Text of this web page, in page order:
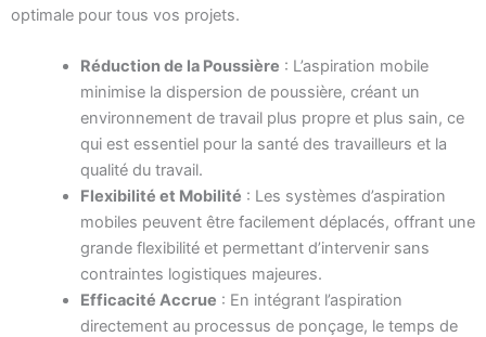
optimale pour tous vos projets.
Réduction de la Poussière : L’aspiration mobile
minimise la dispersion de poussière, créant un
environnement de travail plus propre et plus sain, ce
qui est essentiel pour la santé des travailleurs et la
qualité du travail.
Flexibilité et Mobilité : Les systèmes d’aspiration
mobiles peuvent être facilement déplacés, offrant une
grande flexibilité et permettant d’intervenir sans
contraintes logistiques majeures.
Efficacité Accrue : En intégrant l’aspiration
directement au processus de ponçage, le temps de